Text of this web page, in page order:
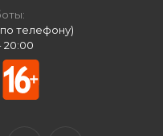
телефону)
20:00